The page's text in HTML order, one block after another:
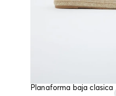
Planaforma baja clasica